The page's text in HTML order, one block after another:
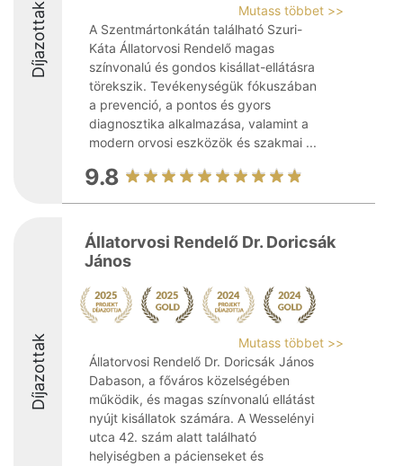
Díjazottak
Mutass többet >>
A Szentmártonkátán található Szuri-
Káta Állatorvosi Rendelő magas
színvonalú és gondos kisállat-ellátásra
törekszik. Tevékenységük fókuszában
a prevenció, a pontos és gyors
diagnosztika alkalmazása, valamint a
modern orvosi eszközök és szakmai ...
9.8
Díjazottak
Állatorvosi Rendelő Dr. Doricsák
János
Mutass többet >>
Állatorvosi Rendelő Dr. Doricsák János
Dabason, a főváros közelségében
működik, és magas színvonalú ellátást
nyújt kisállatok számára. A Wesselényi
utca 42. szám alatt található
helyiségben a pácienseket és